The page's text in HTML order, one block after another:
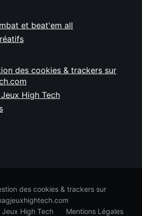
et beat'em all
des cookies & trackers sur
High Tech
des cookies & trackers sur
Jeux High Tech
Mentions Légales